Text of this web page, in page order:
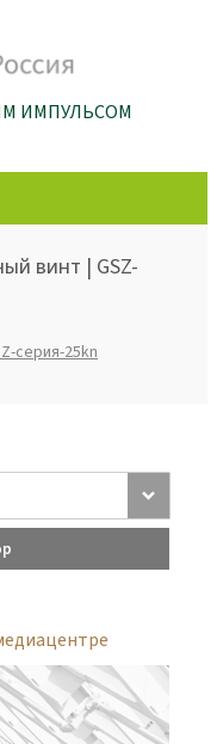
ИМПУЛЬСОМ
винт | GSZ-
серия-25kn